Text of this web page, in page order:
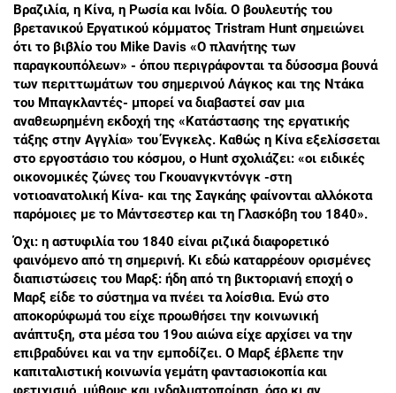
Βραζιλία, η Κίνα, η Ρωσία και Ινδία. Ο βουλευτής του
βρετανικού Εργατικού κόμματος Τristram Hunt σημειώνει
ότι το βιβλίο του Mike Davis «Ο πλανήτης των
παραγκουπόλεων» - όπου περιγράφονται τα δύσοσμα βουνά
των περιττωμάτων του σημερινού Λάγκος και της Ντάκα
του Μπαγκλαντές- μπορεί να διαβαστεί σαν μια
αναθεωρημένη εκδοχή της «Κατάστασης της εργατικής
τάξης στην Αγγλία» του Ένγκελς. Καθώς η Κίνα εξελίσσεται
στο εργοστάσιο του κόσμου, ο Ηunt σχολιάζει: «οι ειδικές
οικονομικές ζώνες του Γκουανγκντόνγκ -στη
νοτιοανατολική Κίνα- και της Σαγκάης φαίνονται αλλόκοτα
παρόμοιες με το Μάντσεστερ και τη Γλασκόβη του 1840».
Όχι: η αστυφιλία του 1840 είναι ριζικά διαφορετικό
φαινόμενο από τη σημερινή. Κι εδώ καταρρέουν ορισμένες
διαπιστώσεις του Μαρξ: ήδη από τη βικτοριανή εποχή ο
Μαρξ είδε το σύστημα να πνέει τα λοίσθια. Ενώ στο
αποκορύφωμά του είχε προωθήσει την κοινωνική
ανάπτυξη, στα μέσα του 19ου αιώνα είχε αρχίσει να την
επιβραδύνει και να την εμποδίζει. Ο Μαρξ έβλεπε την
καπιταλιστική κοινωνία γεμάτη φαντασιοκοπία και